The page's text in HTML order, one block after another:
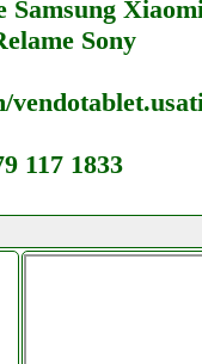
Samsung
Sony
117 1833